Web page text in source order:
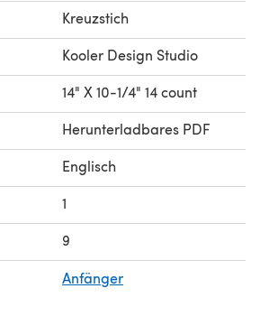
Kreuzstich
Kooler Design Studio
14" X 10-1/4" 14 count
Herunterladbares PDF
Englisch
1
9
Anfänger